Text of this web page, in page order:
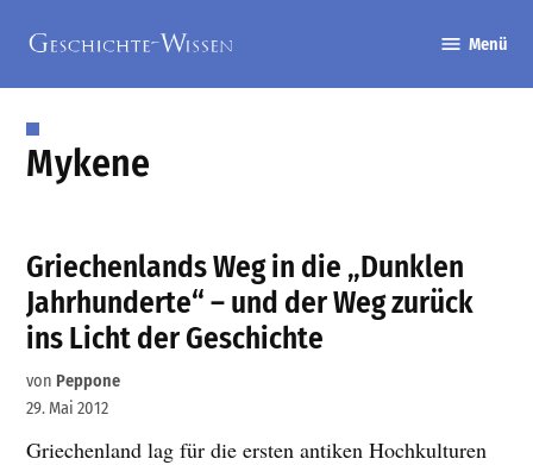
Inhalt
springen
Wissen
Menü
Mykene
Griechenlands Weg in die „Dunklen
Jahrhunderte“ – und der Weg zurück
ins Licht der Geschichte
von Peppone
29. Mai 2012
Griechenland lag für die ersten antiken Hochkulturen